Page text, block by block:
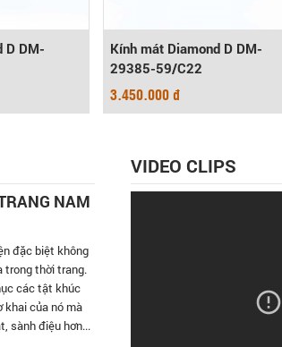
D DM-
Kính mát Diamond D DM-
29385-59/C22
3.450.000 đ
NAM
đặc biệt không
trong thời trang.
các tật khúc
khai của nó mà
sành điệu hơn...
VIDEO CLIPS